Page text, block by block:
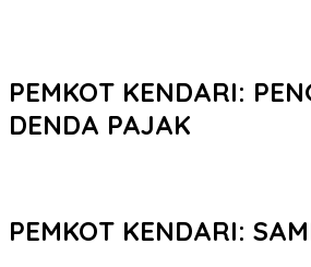
PEMKOT KENDARI:
DENDA PAJAK
PEMKOT KENDARI: